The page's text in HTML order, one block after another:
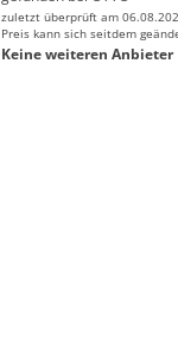
zuletzt überprüft am
Preis kann sich seitdem
Keine weiteren Anbieter